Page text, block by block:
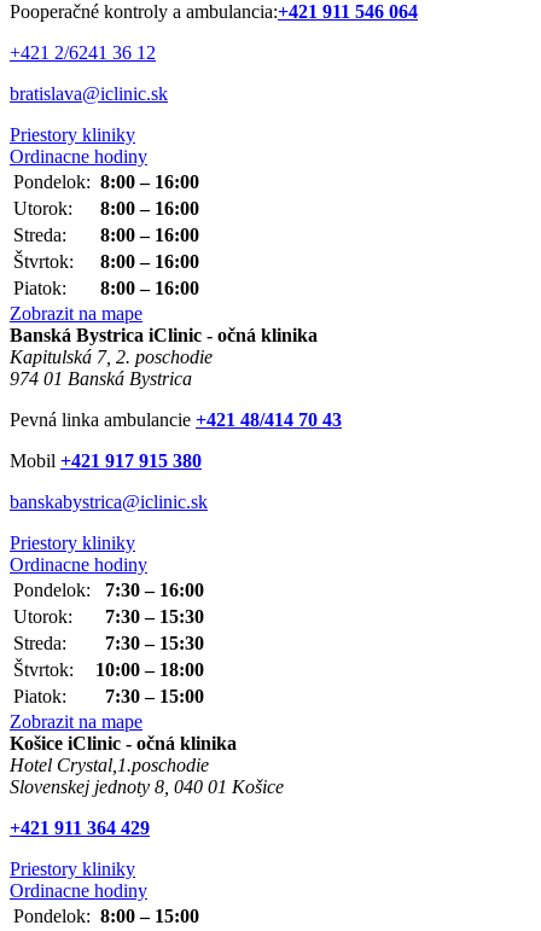
Pooperačné kontroly a ambulancia:+421 911 546 064
+421 2/6241 36 12
bratislava@iclinic.sk
Priestory kliniky
Ordinacne hodiny
Pondelok: 8:00 – 16:00
Utorok:
8:00 – 16:00
Streda:
8:00 – 16:00
Štvrtok:
8:00 – 16:00
Piatok:
8:00 – 16:00
Zobrazit na mape
Banská Bystrica iClinic - očná klinika
Kapitulská 7, 2. poschodie
974 01 Banská Bystrica
Pevná linka ambulancie +421 48/414 70 43
Mobil +421 917 915 380
banskabystrica@iclinic.sk
Priestory kliniky
Ordinacne hodiny
Pondelok:
7:30 – 16:00
Utorok:
7:30 – 15:30
Streda:
7:30 – 15:30
Štvrtok:
10:00 – 18:00
Piatok:
7:30 – 15:00
Zobrazit na mape
Košice iClinic - očná klinika
Hotel Crystal,1.poschodie
Slovenskej jednoty 8, 040 01 Košice
+421 911 364 429
Priestory kliniky
Ordinacne hodiny
Pondelok: 8:00 – 15:00